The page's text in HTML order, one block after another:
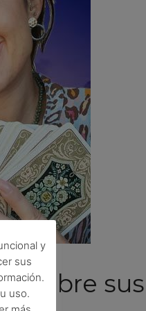
y
sus
uso.